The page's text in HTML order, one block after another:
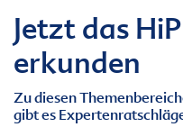
Jetzt das
erkunden
Zu diesen
gibt es